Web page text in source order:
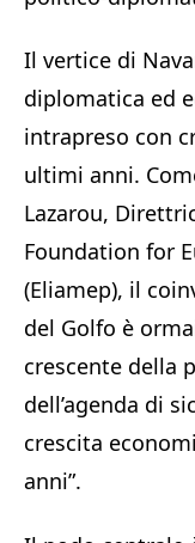
Il vertice di
diplomatica ed
intrapreso con
ultimi anni.
Lazarou,
Foundation for
(Eliamep), il
del Golfo è
crescente della
dell’agenda di
crescita
anni”.